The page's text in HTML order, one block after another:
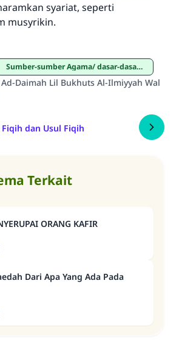
syariat, seperti
musyrikin.
sumber-sumber Agama/ dasar-dasar agama
Daimah Lil Bukhuts Al-Ilmiyyah Wal
Fiqih dan Usul Fiqih
Terkait
ORANG KAFIR
Dari Apa Yang Ada Pada